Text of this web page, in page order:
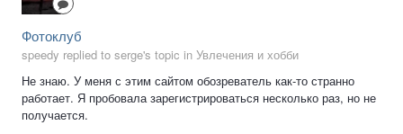
Фотоклуб
speedy replied to serge's topic in Увлечения и хобби
Не знаю. У меня с этим сайтом обозреватель как-то странно
работает. Я пробовала зарегистрироваться несколько раз, но не
получается.